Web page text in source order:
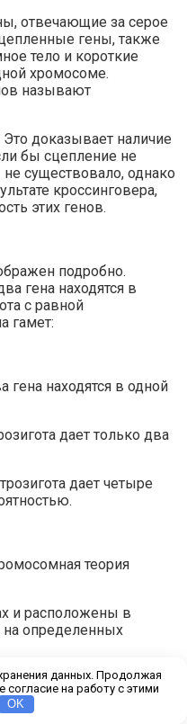
отвечающие за серое
гены, также
тело и короткие
хромосоме.
называют
доказывает наличие
бы сцепление не
существовало, однако
кроссинговера,
этих генов.
подробно.
гена находятся в
с равной
гамет:
гена находятся в одной
дает только два
дает четыре
теория
и расположены в
на определенных
хромосоме, составляют
сцепления равно
гены которых
данных. Продолжая
на работу с этими
OK